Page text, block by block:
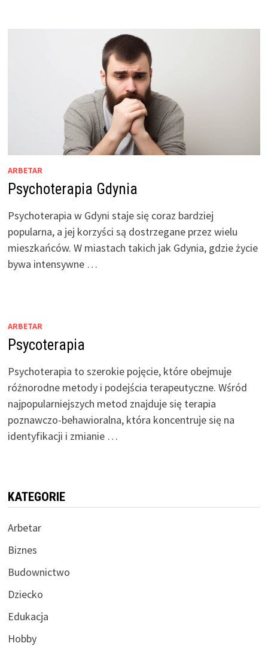
ARBETAR
Psychoterapia Gdynia
Psychoterapia w Gdyni staje się coraz bardziej
popularna, a jej korzyści są dostrzegane przez wielu
mieszkańców. W miastach takich jak Gdynia, gdzie życie
bywa intensywne …
ARBETAR
Psycoterapia
Psychoterapia to szerokie pojęcie, które obejmuje
różnorodne metody i podejścia terapeutyczne. Wśród
najpopularniejszych metod znajduje się terapia
poznawczo-behawioralna, która koncentruje się na
identyfikacji i zmianie …
KATEGORIE
Arbetar
Biznes
Budownictwo
Dziecko
Edukacja
Hobby